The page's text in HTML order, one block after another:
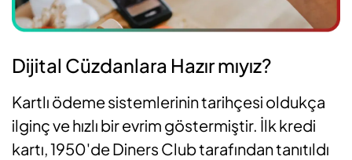
Dijital Cüzdanlara Hazır mıyız?
Kartlı ödeme sistemlerinin tarihçesi oldukça
ilginç ve hızlı bir evrim göstermiştir. İlk kredi
kartı, 1950'de Diners Club tarafından tanıtıldı